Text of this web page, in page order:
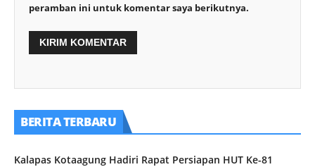
peramban ini untuk komentar saya berikutnya.
BERITA TERBARU
Kalapas Kotaagung Hadiri Rapat Persiapan HUT Ke-81